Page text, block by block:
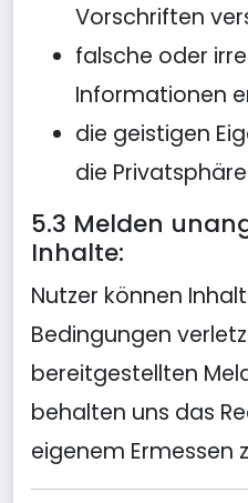
Vorschriften
falsche oder
Informationen
die geistigen
die
5.3 Melden
Inhalte:
Nutzer können
Bedingungen
bereitgestellten
behalten uns das
eigenem Ermessen